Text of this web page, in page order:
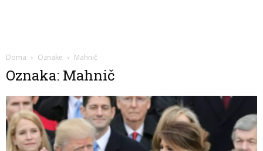
Doma Oznake Mahnič
Oznaka: Mahnič